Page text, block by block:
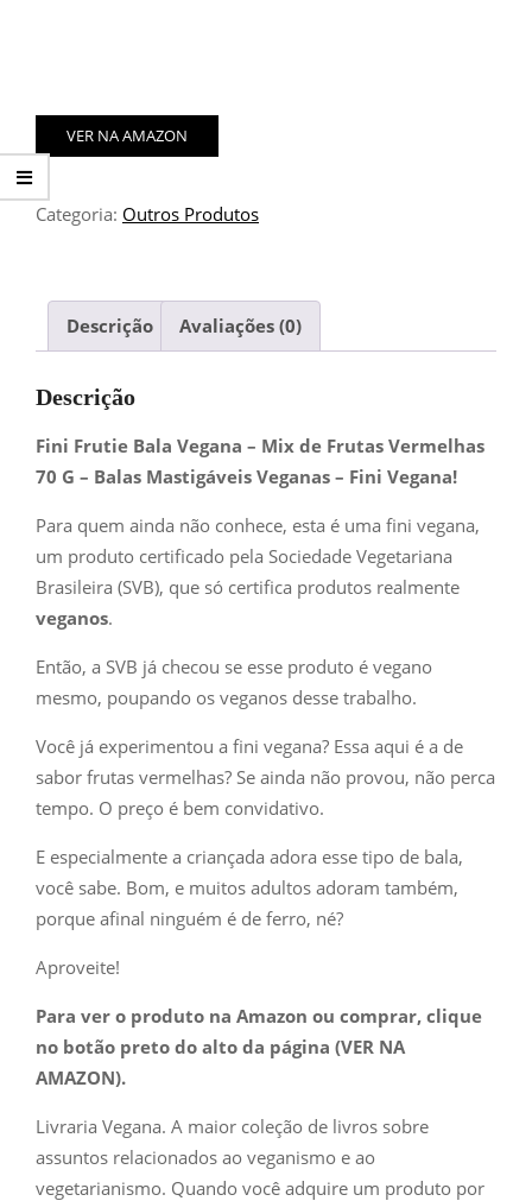
VER NA AMAZON
Categoria: Outros Produtos
Descrição Avaliações (0)
Descrição
Fini Frutie Bala Vegana – Mix de Frutas Vermelhas
70 G – Balas Mastigáveis Veganas – Fini Vegana!
Para quem ainda não conhece, esta é uma fini vegana,
um produto certificado pela Sociedade Vegetariana
Brasileira (SVB), que só certifica produtos realmente
veganos.
Então, a SVB já checou se esse produto é vegano
mesmo, poupando os veganos desse trabalho.
Você já experimentou a fini vegana? Essa aqui é a de
sabor frutas vermelhas? Se ainda não provou, não perca
tempo. O preço é bem convidativo.
E especialmente a criançada adora esse tipo de bala,
você sabe. Bom, e muitos adultos adoram também,
porque afinal ninguém é de ferro, né?
Aproveite!
Para ver o produto na Amazon ou comprar, clique
no botão preto do alto da página (VER NA
AMAZON).
Livraria Vegana. A maior coleção de livros sobre
assuntos relacionados ao veganismo e ao
vegetarianismo. Quando você adquire um produto por